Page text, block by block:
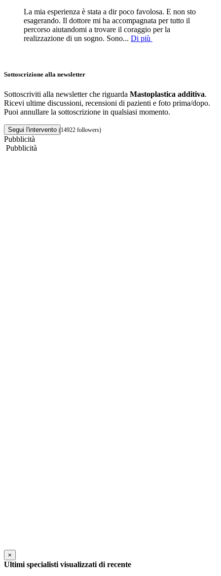
La mia esperienza è stata a dir poco favolosa. E non sto
esagerando. Il dottore mi ha accompagnata per tutto il
percorso aiutandomi a trovare il coraggio per la
realizzazione di un sogno. Sono... Di più
Sottoscrizione alla newsletter
Sottoscriviti alla newsletter che riguarda Mastoplastica additiva.
Ricevi ultime discussioni, recensioni di pazienti e foto prima/dopo.
Puoi annullare la sottoscrizione in qualsiasi momento.
Segui l'intervento (14922 followers)
Pubblicità
Pubblicità
×
Ultimi specialisti visualizzati di recente